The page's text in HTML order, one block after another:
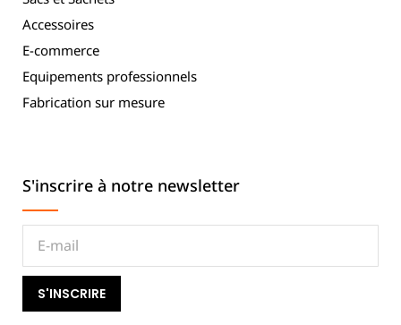
Accessoires
E-commerce
Equipements professionnels
Fabrication sur mesure
S'inscrire à notre newsletter
S'INSCRIRE